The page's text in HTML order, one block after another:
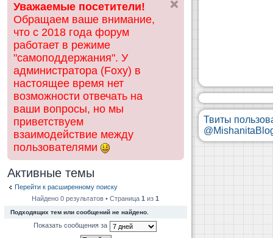
ск
Уважаемые посетители!
Обращаем ваше внимание,
что с 2018 года форум
работает в режиме
"самоподдержания". У
администратора (Foxy) в
настоящее время нет
возможности отвечать на
ваши вопросы, но мы
приветствуем
взаимодействие между
пользователями
Активные темы
Перейти к расширенному поиску
Найдено 0 результатов • Страница1 из1
Подходящих тем или сообщений не найдено.
Показать сообщения за
Твиты